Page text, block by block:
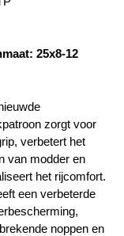
25x8-12
zorgt voor
verbetert het
van modder en
het rijcomfort.
een verbeterde
noppen en